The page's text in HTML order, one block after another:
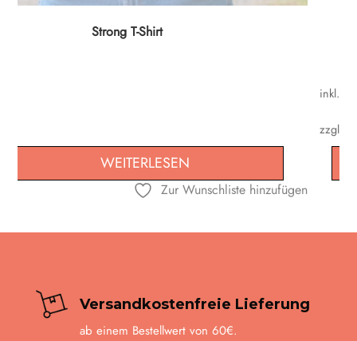
Strong T-Shirt
WEITERLESEN
Zur Wunschliste hinzufügen
inkl.
zzgl.
auf.
Die
der
Versandkostenfreie Lieferung
ab einem Bestellwert von 60€.